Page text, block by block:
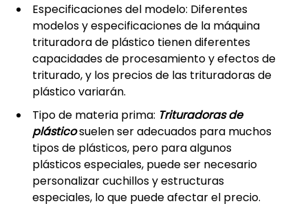
Especificaciones del modelo: Diferentes
modelos y especificaciones de la máquina
trituradora de plástico tienen diferentes
capacidades de procesamiento y efectos de
triturado, y los precios de las trituradoras de
plástico variarán.
Tipo de materia prima: Trituradoras de
plásticosuelen ser adecuados para muchos
tipos de plásticos, pero para algunos
plásticos especiales, puede ser necesario
personalizar cuchillos y estructuras
especiales, lo que puede afectar el precio.